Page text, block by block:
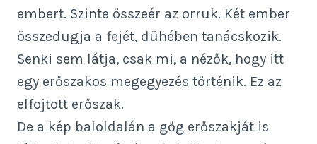
embert. Szinte összeér az orruk. Két ember
összedugja a fejét, dühében tanácskozik.
Senki sem látja, csak mi, a nézők, hogy itt
egy erőszakos megegyezés történik. Ez az
elfojtott erőszak.
De a kép baloldalán a gőg erőszakját is